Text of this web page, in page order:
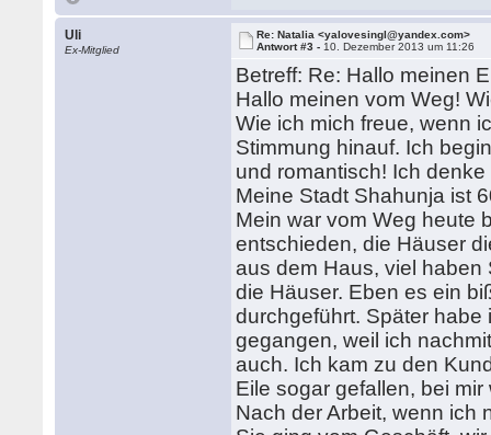
Uli
Ex-Mitglied
Re: Natalia <yalovesingl@yandex.com>
Antwort #3 - 10. Dezember 2013 um 11:26
Betreff: Re: Hallo meinen
Hallo meinen vom Weg!
Wie ich mich freue, wenn
Stimmung hinauf. Ich
und romantisch! Ich
Meine Stadt Shahunja ist
Mein war vom Weg heute
entschieden, die Häuser
aus dem Haus, viel
die Häuser. Eben es ein
durchgeführt. Später habe
gegangen, weil ich
auch. Ich kam zu den
Eile sogar gefallen, bei
Nach der Arbeit, wenn ich